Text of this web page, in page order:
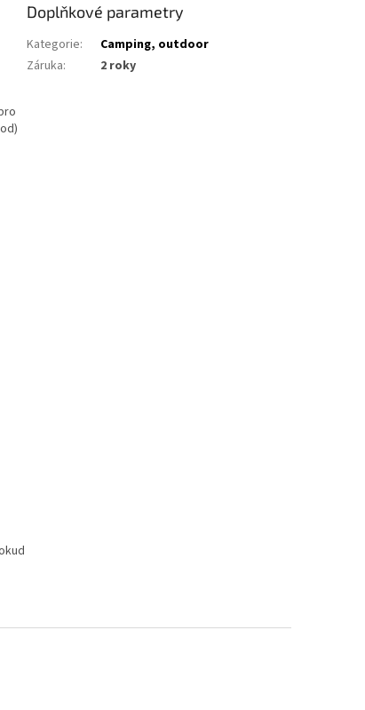
Doplňkové parametry
Kategorie:
Camping, outdoor
Záruka: 2 roky